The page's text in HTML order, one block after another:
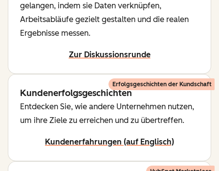
gelangen, indem sie Daten verknüpfen,
Arbeitsabläufe gezielt gestalten und die realen
Ergebnisse messen.
Zur Diskussionsrunde
Erfolgsgeschichten der Kundschaft
Kundenerfolgsgeschichten
Entdecken Sie, wie andere Unternehmen nutzen,
um ihre Ziele zu erreichen und zu übertreffen.
Kundenerfahrungen (auf Englisch)